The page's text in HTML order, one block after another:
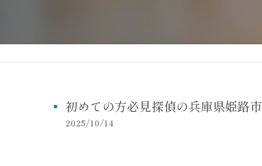
初めての方必見探偵の兵庫県姫路
2025/10/14